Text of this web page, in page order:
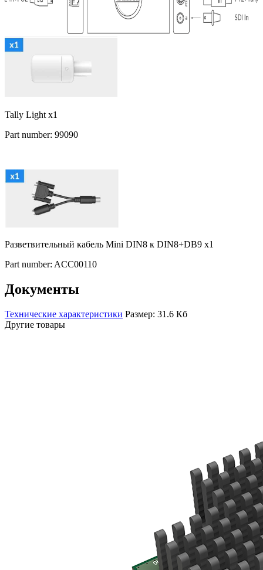
Tally Light x1
Part number: 99090
Разветвительный кабель Mini DIN8 к DIN8+DB9 x1
Part number: ACC00110
Документы
Технические характеристики Размер: 31.6 Кб
Другие товары